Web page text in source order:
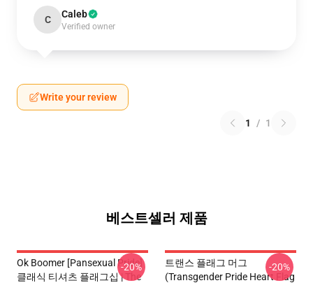
C Caleb
Verified owner
Write your review
1 / 1
베스트셀러 제품
Ok Boomer [Pansexual Pride]
클래식 티셔츠 플래그십 | The
-20%
트랜스 플래그 머그
(Transgender Pride Heart Flag
-20%